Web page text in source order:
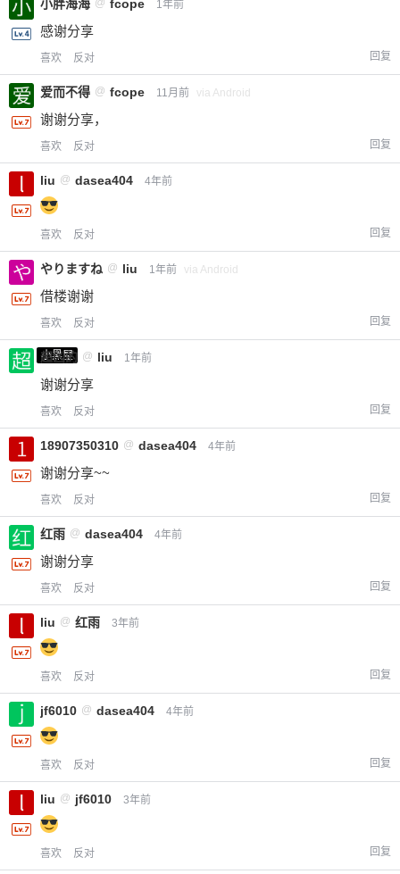
2 元 5 元 10 元
小胖海海 @ fcope 1年前
感谢分享
喜欢 反对 回复
爱而不得 @ fcope 11月前 via Android
谢谢分享，
喜欢 反对 回复
liu @ dasea404 4年前
喜欢 反对 回复
やりますね @ liu 1年前 via Android
借楼谢谢
喜欢 反对 回复
小黑屋
超凶的 @ liu 1年前
谢谢分享
喜欢 反对 回复
18907350310 @ dasea404 4年前
谢谢分享~~
喜欢 反对 回复
红雨 @ dasea404 4年前
谢谢分享
喜欢 反对 回复
liu @ 红雨 3年前
喜欢 反对 回复
jf6010 @ dasea404 4年前
喜欢 反对 回复
liu @ jf6010 3年前
喜欢 反对 回复